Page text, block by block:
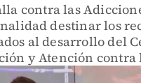
contra las
destinar los
al desarrollo del
y Atención contra